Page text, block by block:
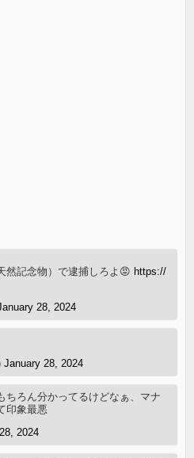
然記念物）で逮捕しろよ😡 https://
28, 2024
January 28, 2024
ちろん分かってるけどなぁ、マナ
印象最悪
2024